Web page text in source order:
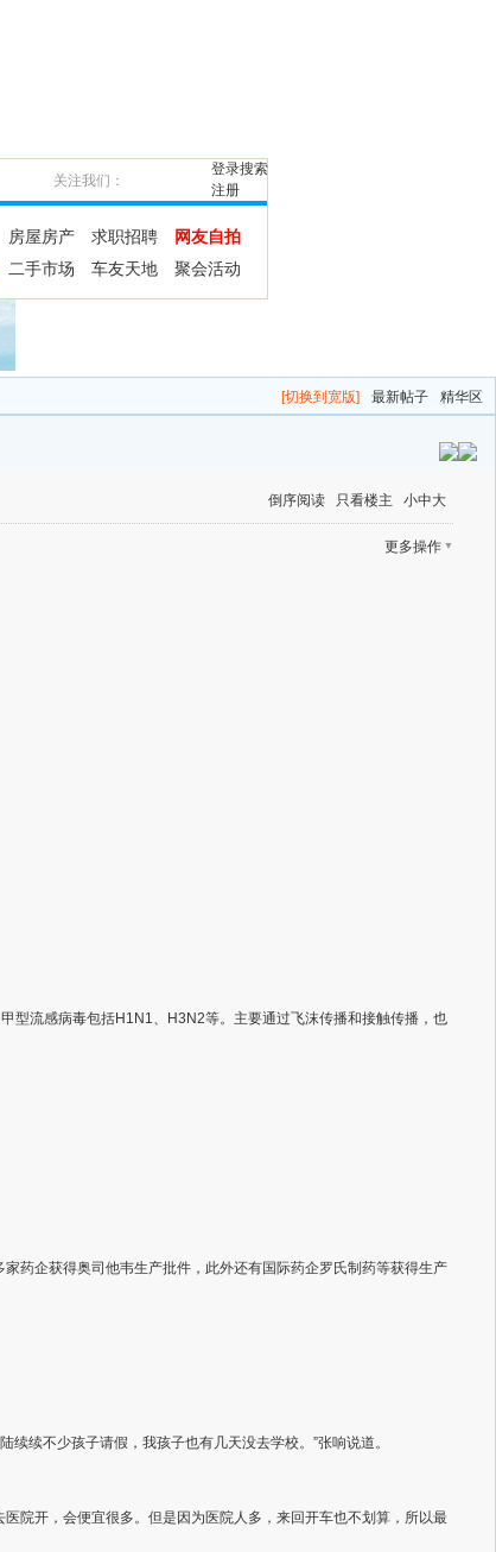
搜索
登录
注册
关注我们：
房屋房产 求职招聘
网友自拍
二手市场
车友天地 聚会活动
[切换到宽版] 最新帖子 精华区
倒序阅读 只看楼主 小中大
更多操作 ▼
型流感病毒包括H1N1、H3N2等。主要通过飞沫传播和接触传播，也
药企获得奥司他韦生产批件，此外还有国际药企罗氏制药等获得生产
续不少孩子请假，我孩子也有几天没去学校。”张响说道。
院开，会便宜很多。但是因为医院人多，来回开车也不划算，所以最